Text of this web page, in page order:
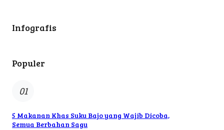
Infografis
Populer
01
5 Makanan Khas Suku Bajo yang Wajib Dicoba,
Semua Berbahan Sagu